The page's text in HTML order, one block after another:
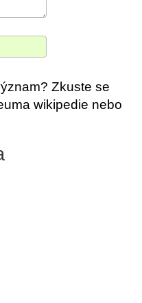
Zkuste se
wikipedie nebo